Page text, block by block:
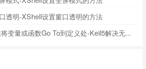
透明-XShell设置窗口透明的方法
Keil5怎么解决无法将变量或函数Go To到定义处-Keil5解决无法将变量或函数Go To到定义处的方法